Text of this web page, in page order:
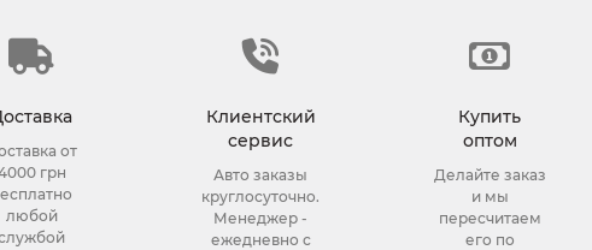
от
грн
любой
Клиентский
сервис
Авто заказы
круглосуточно.
Менеджер -
ежедневно с
Купить
оптом
Делайте заказ
и мы
пересчитаем
его по